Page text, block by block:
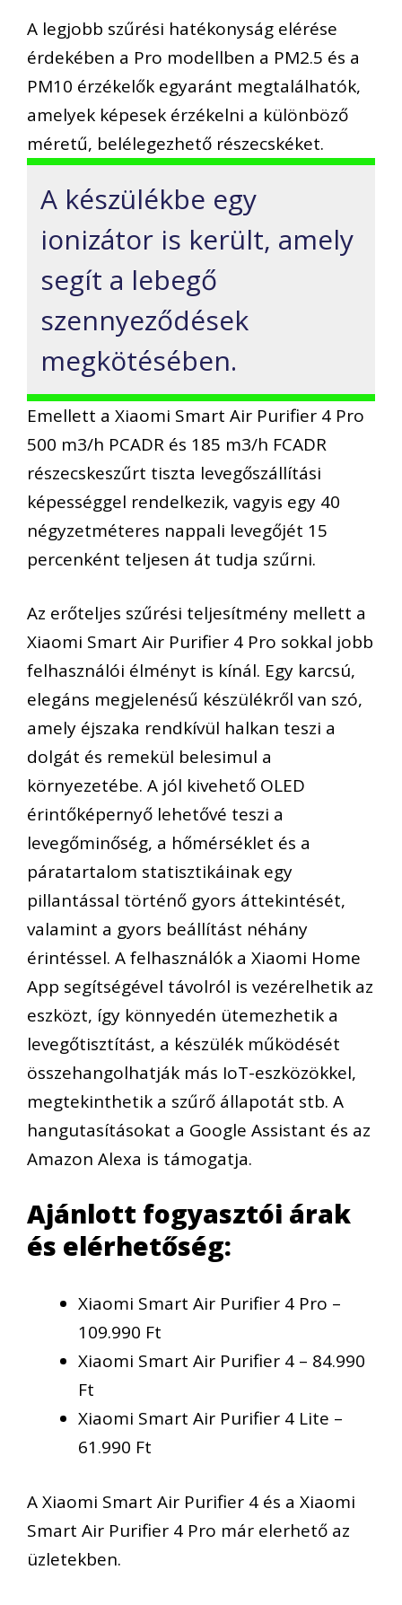
A legjobb szűrési hatékonyság elérése
érdekében a Pro modellben a PM2.5 és a
PM10 érzékelők egyaránt megtalálhatók,
amelyek képesek érzékelni a különböző
méretű, belélegezhető részecskéket.
A készülékbe egy
ionizátor is került, amely
segít a lebegő
szennyeződések
megkötésében.
Emellett a Xiaomi Smart Air Purifier 4 Pro
500 m3/h PCADR és 185 m3/h FCADR
részecskeszűrt tiszta levegőszállítási
képességgel rendelkezik, vagyis egy 40
négyzetméteres nappali levegőjét 15
percenként teljesen át tudja szűrni.
Az erőteljes szűrési teljesítmény mellett a
Xiaomi Smart Air Purifier 4 Pro sokkal jobb
felhasználói élményt is kínál. Egy karcsú,
elegáns megjelenésű készülékről van szó,
amely éjszaka rendkívül halkan teszi a
dolgát és remekül belesimul a
környezetébe. A jól kivehető OLED
érintőképernyő lehetővé teszi a
levegőminőség, a hőmérséklet és a
páratartalom statisztikáinak egy
pillantással történő gyors áttekintését,
valamint a gyors beállítást néhány
érintéssel. A felhasználók a Xiaomi Home
App segítségével távolról is vezérelhetik az
eszközt, így könnyedén ütemezhetik a
levegőtisztítást, a készülék működését
összehangolhatják más IoT-eszközökkel,
megtekinthetik a szűrő állapotát stb. A
hangutasításokat a Google Assistant és az
Amazon Alexa is támogatja.
Ajánlott fogyasztói árak
és elérhetőség:
Xiaomi Smart Air Purifier 4 Pro –
109.990 Ft
Xiaomi Smart Air Purifier 4 – 84.990
Ft
Xiaomi Smart Air Purifier 4 Lite –
61.990 Ft
A Xiaomi Smart Air Purifier 4 és a Xiaomi
Smart Air Purifier 4 Pro már elerhető az
üzletekben.